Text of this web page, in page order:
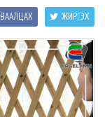
ЖИРГЭХ